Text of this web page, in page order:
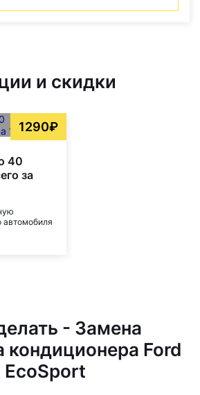
и скидки
1290₽
40
за
автомобиля
- Замена
кондиционера Ford
EcoSport